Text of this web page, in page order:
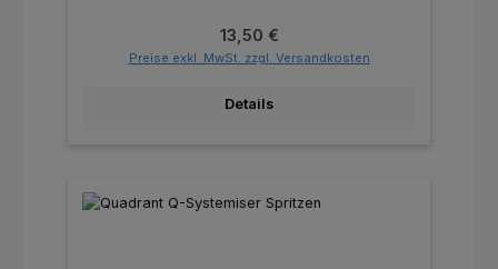
Regulärer Preis:
13,50 €
Preise exkl. MwSt. zzgl. Versandkosten
Details